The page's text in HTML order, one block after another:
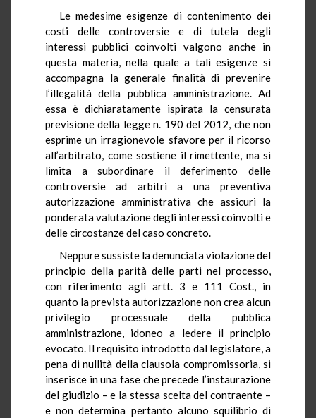
Le medesime esigenze di contenimento dei
costi delle controversie e di tutela degli
interessi pubblici coinvolti valgono anche in
questa materia, nella quale a tali esigenze si
accompagna la generale finalità di prevenire
l’illegalità della pubblica amministrazione. Ad
essa è dichiaratamente ispirata la censurata
previsione della legge n. 190 del 2012, che non
esprime un irragionevole sfavore per il ricorso
all’arbitrato, come sostiene il rimettente, ma si
limita a subordinare il deferimento delle
controversie ad arbitri a una preventiva
autorizzazione amministrativa che assicuri la
ponderata valutazione degli interessi coinvolti e
delle circostanze del caso concreto.
Neppure sussiste la denunciata violazione del
principio della parità delle parti nel processo,
con riferimento agli artt. 3 e 111 Cost., in
quanto la prevista autorizzazione non crea alcun
privilegio processuale della pubblica
amministrazione, idoneo a ledere il principio
evocato. Il requisito introdotto dal legislatore, a
pena di nullità della clausola compromissoria, si
inserisce in una fase che precede l’instaurazione
del giudizio – e la stessa scelta del contraente –
e non determina pertanto alcuno squilibrio di